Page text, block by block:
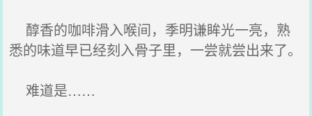
醇香的咖啡滑入喉间，季明谦眸光一亮，熟
悉的味道早已经刻入骨子里，一尝就尝出来了。
难道是……